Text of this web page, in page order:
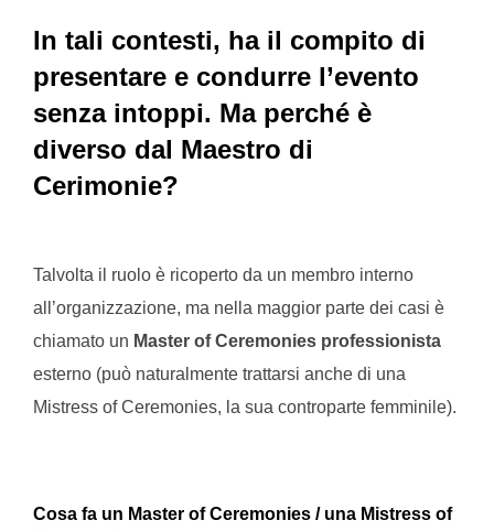
In tali contesti, ha il compito di
presentare e condurre l’evento
senza intoppi. Ma perché è
diverso dal Maestro di
Cerimonie?
Talvolta il ruolo è ricoperto da un membro interno
all’organizzazione, ma nella maggior parte dei casi è
chiamato un Master of Ceremonies professionista
esterno (può naturalmente trattarsi anche di una
Mistress of Ceremonies, la sua controparte femminile).
Cosa fa un Master of Ceremonies / una Mistress of